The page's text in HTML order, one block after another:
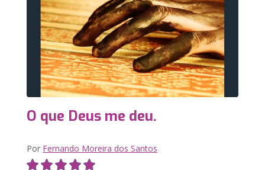
O que Deus me deu.
Por Fernando Moreira dos Santos